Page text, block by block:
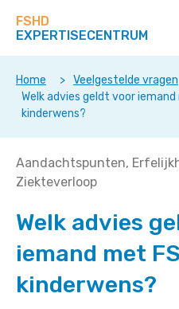
direct
op
deze
FSHD
EXPERTISECENTRUM
Home > Veelgestelde vragen
Welk advies geldt voor iemand
kinderwens?
Welk
advies
voor
met
FSHD
en
Aandachtspunten
Ziekteverloop
Welk advies
iemand met
kinderwens?